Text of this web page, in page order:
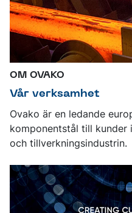
OM OVAKO
Vår verksamhet
Ovako är en ledande
komponentstål till
och tillverkningsindustrin.